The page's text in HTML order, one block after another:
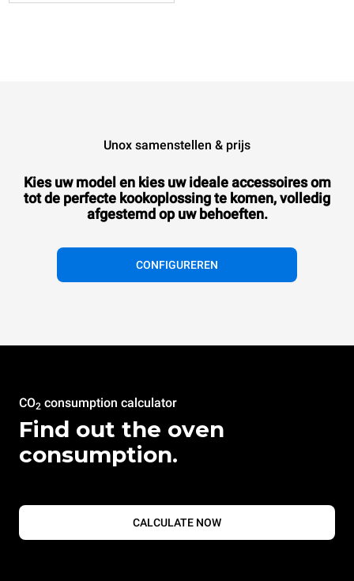
Unox samenstellen & prijs
Kies uw model en kies uw ideale accessoires om
tot de perfecte kookoplossing te komen, volledig
afgestemd op uw behoeften.
CONFIGUREREN
CO2 consumption calculator
Find out the oven
consumption.
CALCULATE NOW